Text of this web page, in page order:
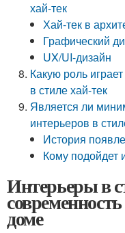
хай-тек
Хай-тек в
Графический
UX/UI-дизайн
Какую роль
в стиле хай-тек
Является ли
интерьеров в
История
Кому подойдет
Интерьеры в
доме